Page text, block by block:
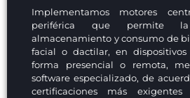
Implementamos motores
periférica que permite
almacenamiento y consumo de
facial o dactilar, en
forma presencial o remota,
software especializado, de
certificaciones más